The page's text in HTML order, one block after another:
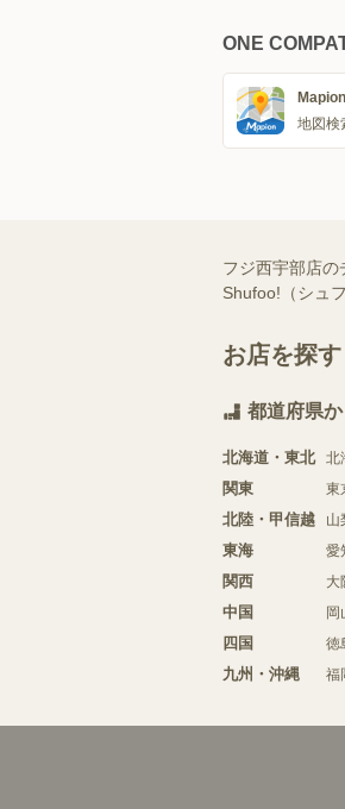
ONE
Mapion
地図検
フジ西宇部店の
Shufoo!（シュ
お店を探す
都道府県
北海道・東北 北
関東 東
北陸・甲信越 山
東海 愛
関西 大
中国 岡
四国 徳
九州・沖縄 福